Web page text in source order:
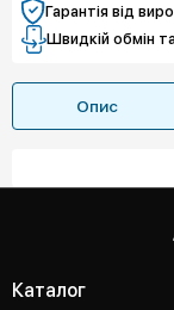
Гарантія від
Швидкій обмін
Опис
Каталог